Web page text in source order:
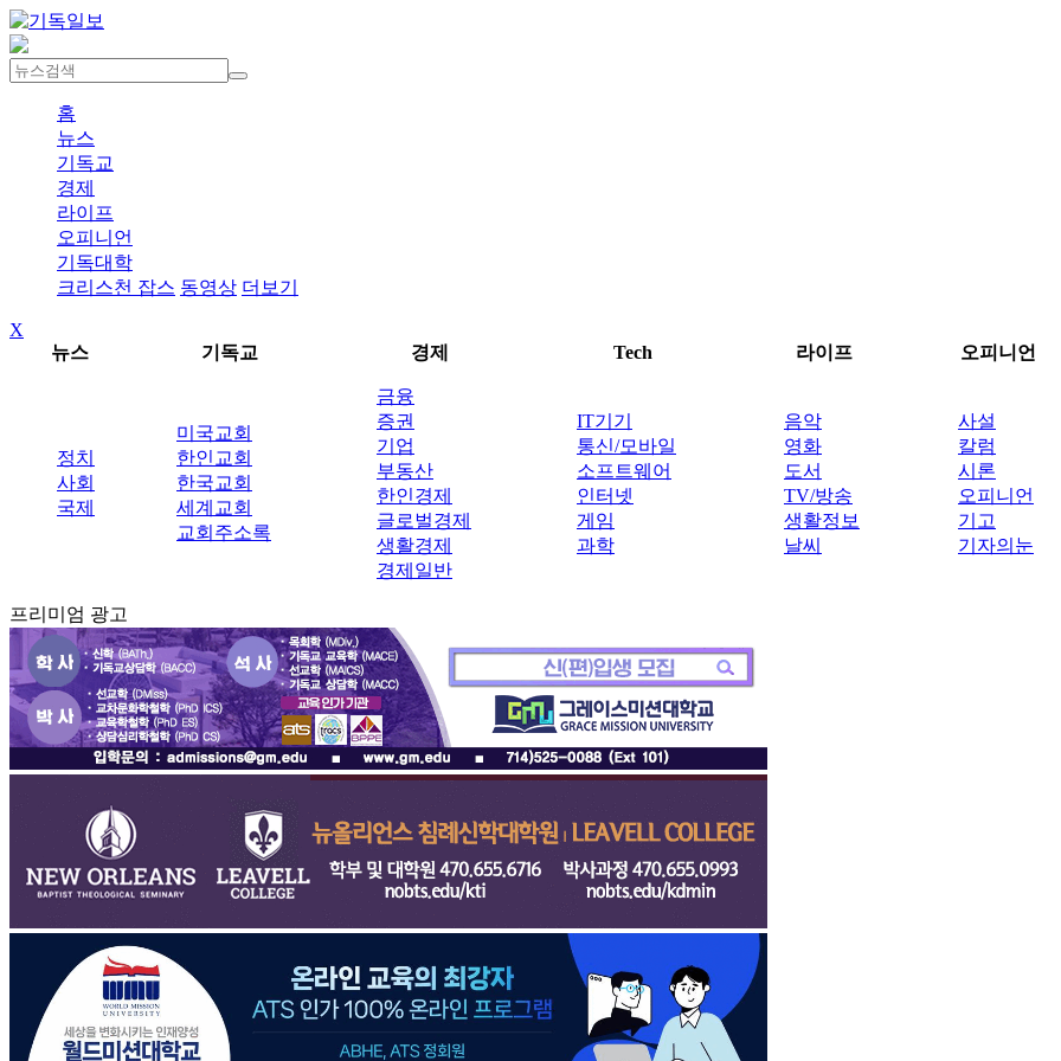
홈
뉴스
기독교
경제
라이프
오피니언
기독대학
크리스천 잡스 동영상 더보기
X
뉴스
기독교 경제 Tech 라이프 오피니언
정치
사회
국제
미국교회
한인교회
한국교회
세계교회
교회주소록
금융
증권
기업
부동산
한인경제
글로벌경제
생활경제
경제일반
IT기기
통신/모바일
소프트웨어
인터넷
게임
과학
음악
영화
도서
TV/방송
생활정보
날씨
사설
칼럼
시론
오피니언
기고
기자의눈
프리미엄 광고